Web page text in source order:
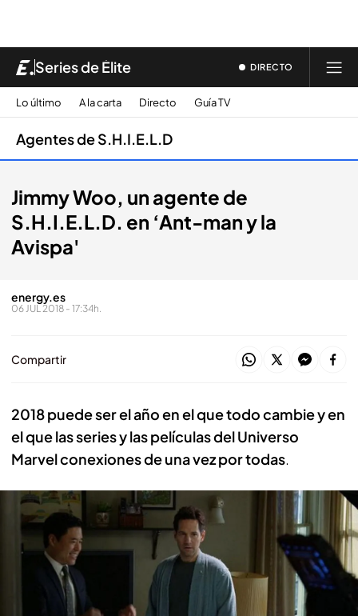
Series de Élite DIRECTO
Lo último A la carta Directo Guía TV
Agentes de S.H.I.E.L.D
Jimmy Woo, un agente de
S.H.I.E.L.D. en ‘Ant-man y la
Avispa'
energy.es
06 JUL 2018 - 17:34h.
Compartir
2018 puede ser el año en el que todo cambie y en
el que las series y las películas del Universo
Marvel conexiones de una vez por todas.